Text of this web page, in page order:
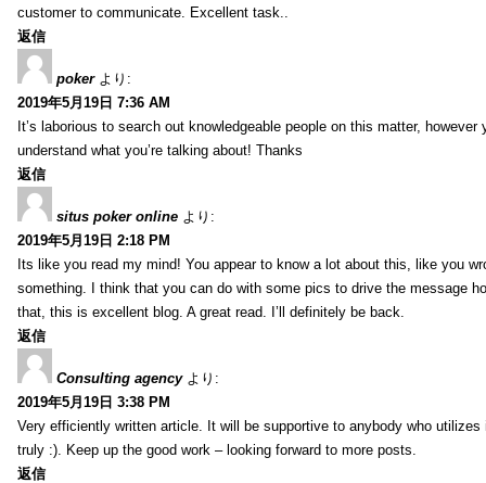
customer to communicate. Excellent task..
返信
poker より:
2019年5月19日 7:36 AM
It’s laborious to search out knowledgeable people on this matter, however
understand what you’re talking about! Thanks
返信
situs poker online より:
2019年5月19日 2:18 PM
Its like you read my mind! You appear to know a lot about this, like you
something. I think that you can do with some pics to drive the message
that, this is excellent blog. A great read. I’ll definitely be back.
返信
Consulting agency より:
2019年5月19日 3:38 PM
Very efficiently written article. It will be supportive to anybody who
truly :). Keep up the good work – looking forward to more posts.
返信